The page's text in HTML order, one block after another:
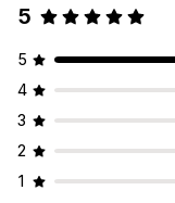
5
5
4
3
2
1